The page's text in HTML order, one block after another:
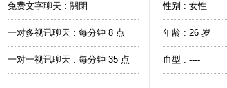
免费文字聊天 : 關閉
一对多视讯聊天 : 每分钟 8 点
一对一视讯聊天 : 每分钟 35 点
性别 : 女性
年龄 : 26 岁
血型 : ----